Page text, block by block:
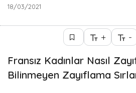
18/03/2021
+ -
Fransız Kadınlar Nasıl
Bilinmeyen Zayıflama